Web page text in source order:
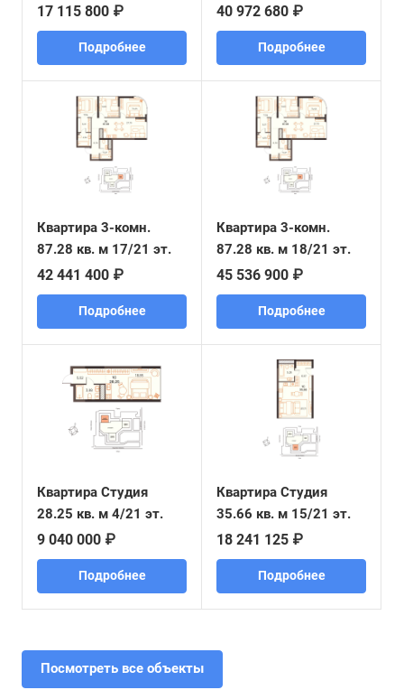
17 115 800 ₽
Подробнее
40 972 680 ₽
Подробнее
Квартира 3-комн.
87.28 кв. м 17/21 эт.
42 441 400 ₽
Подробнее
Квартира 3-комн.
87.28 кв. м 18/21 эт.
45 536 900 ₽
Подробнее
Квартира Студия
28.25 кв. м 4/21 эт.
9 040 000 ₽
Подробнее
Квартира Студия
35.66 кв. м 15/21 эт.
18 241 125 ₽
Подробнее
Посмотреть все объекты